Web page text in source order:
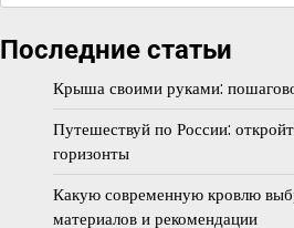
Последние статьи
Крыша своими руками:
Путешествуй по России:
горизонты
Какую современную кровлю
материалов и рекомендации